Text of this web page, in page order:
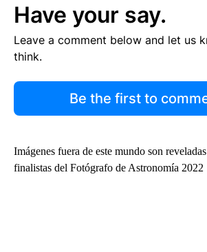
Have your say.
Leave a comment below and let us
think.
Be the first to
Imágenes fuera de este mundo son
finalistas del Fotógrafo de Astronomía 2022